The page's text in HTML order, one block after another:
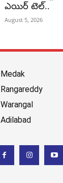
ఎయిర్ టెల్..
August 5, 2026
Medak
Rangareddy
Warangal
Adilabad